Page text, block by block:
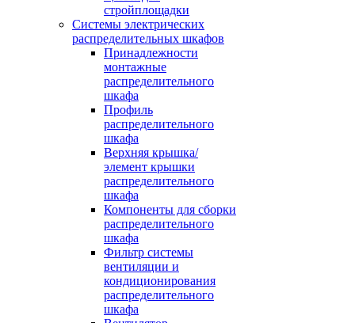
стройплощадки
Системы электрических
распределительных шкафов
Принадлежности
монтажные
распределительного
шкафа
Профиль
распределительного
шкафа
Верхняя крышка/
элемент крышки
распределительного
шкафа
Компоненты для сборки
распределительного
шкафа
Фильтр системы
вентиляции и
кондиционирования
распределительного
шкафа